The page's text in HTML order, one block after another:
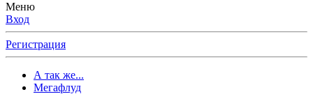
Меню
Вход
Регистрация
А так же...
Мегафлуд